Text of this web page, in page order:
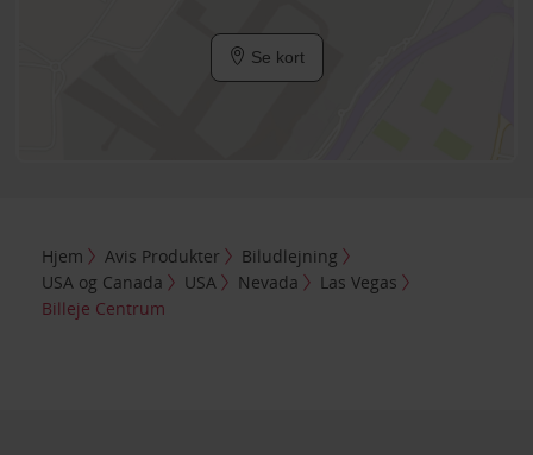
Se kort
Hjem Avis Produkter
Biludlejning
USA og Canada
USA Nevada
Las Vegas
Billeje Centrum